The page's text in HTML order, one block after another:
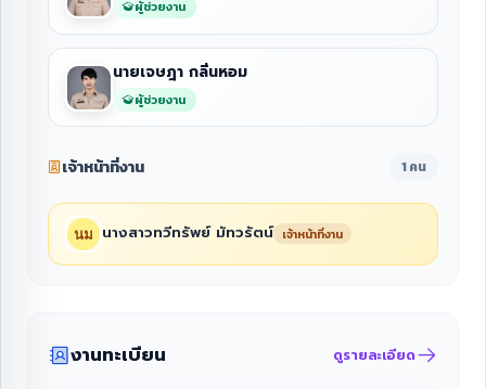
ผู้ช่วยงาน
นายเจษฎา กลิ่นหอม
ผู้ช่วยงาน
เจ้าหน้าที่งาน 1 คน
นางสาวทวีทรัพย์ มัทวรัตน์ เจ้าหน้าที่งาน
งานทะเบียน ดูรายละเอียด